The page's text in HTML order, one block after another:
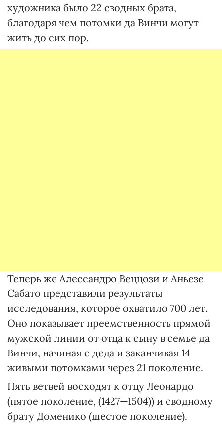
художника было 22 сводных брата,
благодаря чем потомки да Винчи могут
жить до сих пор.
Теперь же Алессандро Веццози и Аньезе
Сабато представили результаты
исследования, которое охватило 700 лет.
Оно показывает преемственность прямой
мужской линии от отца к сыну в семье да
Винчи, начиная с деда и заканчивая 14
живыми потомками через 21 поколение.
Пять ветвей восходят к отцу Леонардо
(пятое поколение, (1427—1504)) и сводному
брату Доменико (шестое поколение).